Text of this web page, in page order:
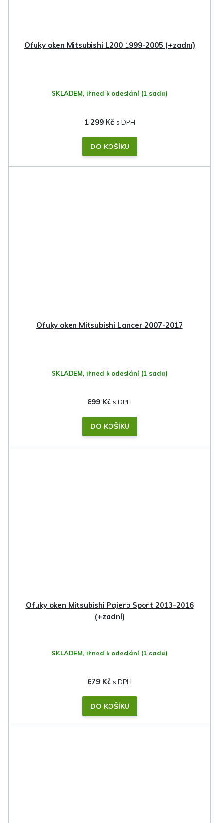
Ofuky oken Mitsubishi L200 1999-2005 (+zadní)
SKLADEM, ihned k odeslání (1 sada)
1 299 Kč
DO KOŠÍKU
Ofuky oken Mitsubishi Lancer 2007-2017
SKLADEM, ihned k odeslání (1 sada)
899 Kč
DO KOŠÍKU
Ofuky oken Mitsubishi Pajero Sport 2013-2016
(+zadní)
SKLADEM, ihned k odeslání (1 sada)
679 Kč
DO KOŠÍKU